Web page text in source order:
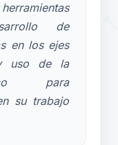
de
en los ejes
uso de la
para
su trabajo